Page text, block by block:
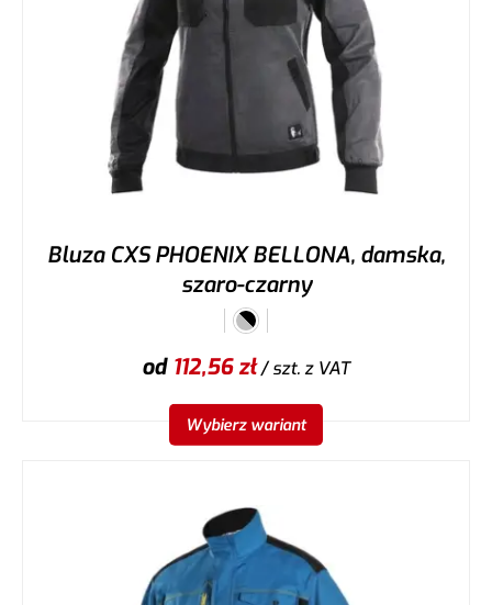
Bluza CXS PHOENIX BELLONA, damska,
szaro-czarny
od 112,56zł/ szt.z VAT
Wybierz wariant